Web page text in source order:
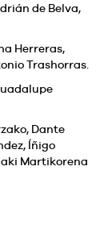
de Belva,
Herreras,
Trashorras.
Dante
Íñigo
Martikorena